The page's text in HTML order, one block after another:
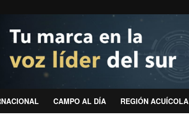
CAMPO AL DÍA REGIÓN ACUÍCOLA